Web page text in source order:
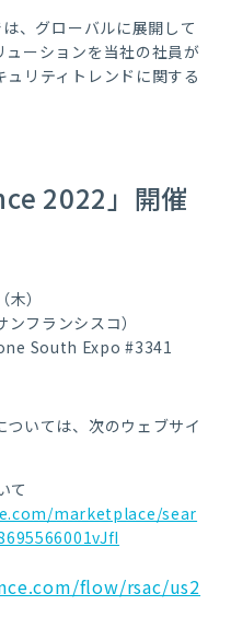
、 グローバルに展開して
ーションを当社の社員が
ュリティトレンドに関する
2022」開催
木）
ンフランシスコ）
South Expo #3341
いては、次のウェブサイ
て
marketplace/sear
flow/rsac/us2